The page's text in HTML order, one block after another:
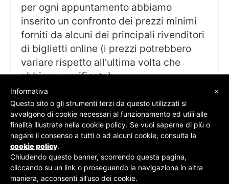
per ogni appuntamento abbiamo
inserito un confronto dei prezzi minimi
forniti da alcuni dei principali rivenditori
di biglietti online (i prezzi potrebbero
variare rispetto all'ultima volta che
abbiamo verificato).
© SOS Biglietti - P.Iva 09162100961 -Chi Siamo
Contatti-Privacy Policy
×
Informativa
Questo sito o gli strumenti terzi da questo utilizzati si
avvalgono di cookie necessari al funzionamento ed utili alle
finalità illustrate nella cookie policy. Se vuoi saperne di più o
negare il consenso a tutti o ad alcuni cookie, consulta la
cookie policy.
Chiudendo questo banner, scorrendo questa pagina,
cliccando su un link o proseguendo la navigazione in altra
maniera, acconsenti all’uso dei cookie.